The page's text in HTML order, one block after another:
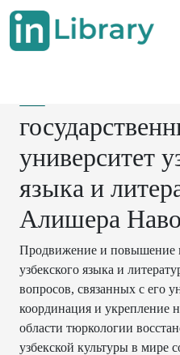
университет
языка и
Алишера
Продвижение и повышение
узбекского языка и
вопросов, связанных с его
координация и укрепление
области тюркологии
узбекской культуры в мире